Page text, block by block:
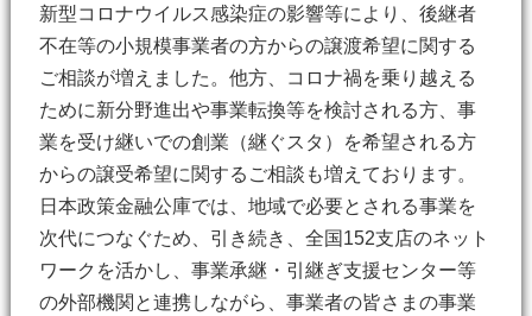
新型コロナウイルス感染症の影響等により、後継者
不在等の小規模事業者の方からの譲渡希望に関する
ご相談が増えました。他方、コロナ禍を乗り越える
ために新分野進出や事業転換等を検討される方、事
業を受け継いでの創業（継ぐスタ）を希望される方
からの譲受希望に関するご相談も増えております。
日本政策金融公庫では、地域で必要とされる事業を
次代につなぐため、引き続き、全国152支店のネット
ワークを活かし、事業承継・引継ぎ支援センター等
の外部機関と連携しながら、事業者の皆さまの事業